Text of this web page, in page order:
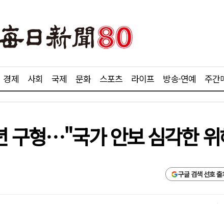
경제 사회 국제 문화 스포츠 라이프 방송·연예 주간
구형…"국가 안보 심각한
구글 검색 선호 출